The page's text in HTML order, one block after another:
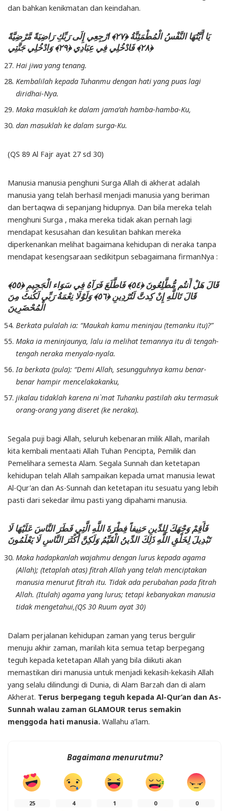
dan bahkan kenikmatan dan keindahan.
يَا أَيَّتُهَا النَّفْسُ الْمُطْمَئِنَّةُ ﴿٢٧﴾ ارْجِعِي إِلَى رَبِّكِ رَاضِيَةً مَّرْضِيَّةً
﴿٢٨﴾ فَادْخُلِي فِي عِبَادِي ﴿٢٩﴾ وَادْخُلِي جَنَّتِي
Hai jiwa yang tenang.
Kembalilah kepada Tuhanmu dengan hati yang puas lagi
diridhai-Nya.
Maka masuklah ke dalam jama’ah hamba-hamba-Ku,
dan masuklah ke dalam surga-Ku.
(QS 89 Al Fajr ayat 27 sd 30)
Manusia manusia penghuni Surga Allah di akherat adalah
manusia yang telah berhasil menjadi manusia yang beriman
dan bertaqwa di sepanjang hidupnya. Dan bila mereka telah
menghuni Surga , maka mereka tidak akan pernah lagi
mendapat kesusahan dan kesulitan bahkan mereka
diperkenankan melihat bagaimana kehidupan di neraka tanpa
mendapat kesengsaraan sedikitpun sebagaimana firmanNya :
قَالَ هَلْ أَنتُم مُّطَّلِعُونَ ﴿٥٤﴾ فَاطَّلَعَ فَرَآهُ فِي سَوَاء الْجَحِيمِ ﴿٥٥﴾
قَالَ تَاللَّهِ إِنْ كِدتَّ لَتُرْدِينِ ﴿٥٦﴾ وَلَوْلَا نِعْمَةُ رَبِّي لَكُنتُ مِنَ
الْمُحْضَرِينَ
Berkata pulalah ia: “Maukah kamu meninjau (temanku itu)?”
Maka ia meninjaunya, lalu ia melihat temannya itu di tengah-
tengah neraka menyala-nyala.
Ia berkata (pula): “Demi Allah, sesungguhnya kamu benar-
benar hampir mencelakakanku,
jikalau tidaklah karena ni`mat Tuhanku pastilah aku termasuk
orang-orang yang diseret (ke neraka).
Segala puji bagi Allah, seluruh kebenaran milik Allah, marilah
kita kembali mentaati Allah Tuhan Pencipta, Pemilik dan
Pemelihara semesta Alam. Segala Sunnah dan ketetapan
kehidupan telah Allah sampaikan kepada umat manusia lewat
Al-Qur’an dan As-Sunnah dan ketetapan itu sesuatu yang lebih
pasti dari sekedar ilmu pasti yang dipahami manusia.
فَأَقِمْ وَجْهَكَ لِلدِّينِ حَنِيفاً فِطْرَةَ اللَّهِ الَّتِي فَطَرَ النَّاسَ عَلَيْهَا لَا
تَبْدِيلَ لِخَلْقِ اللَّهِ ذَلِكَ الدِّينُ الْقَيِّمُ وَلَكِنَّ أَكْثَرَ النَّاسِ لَا يَعْلَمُونَ
Maka hadapkanlah wajahmu dengan lurus kepada agama
(Allah); (tetaplah atas) fitrah Allah yang telah menciptakan
manusia menurut fitrah itu. Tidak ada perubahan pada fitrah
Allah. (Itulah) agama yang lurus; tetapi kebanyakan manusia
tidak mengetahui,(QS 30 Ruum ayat 30)
Dalam perjalanan kehidupan zaman yang terus bergulir
menuju akhir zaman, marilah kita semua tetap berpegang
teguh kepada ketetapan Allah yang bila diikuti akan
memastikan diri manusia untuk menjadi kekasih-kekasih Allah
yang selalu dilindungi di Dunia, di Alam Barzah dan di alam
Akherat. Terus berpegang teguh kepada Al-Qur’an dan As-
Sunnah walau zaman GLAMOUR terus semakin
menggoda hati manusia. Wallahu a’lam.
Bagaimana menurutmu?
25 4 1 0 0